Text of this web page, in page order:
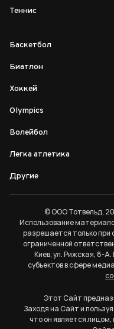
Теннис
Баскетбол
Биатлон
Хоккей
Olympics
Волейбол
Легка атлетика
Другие
© ООО Тотвельд,
Использование
разрешается только при
ограниченной
Киев, ул. Рижская, 8-
субъектов в сфере
Этот Сайт
Заходя на Сайт и
что он является